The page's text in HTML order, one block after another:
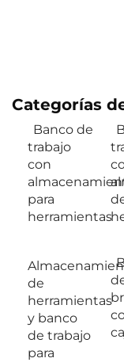
Categorías
Banco de
trabajo
con
para
herramientas
de
herramientas
y banco
de trabajo
para